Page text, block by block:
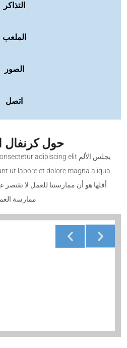
التذاكر
الملعب
الصور
اتصل
حول كرنفال
أقلها هو أن ممارستنا للعمل لا
ممارسة